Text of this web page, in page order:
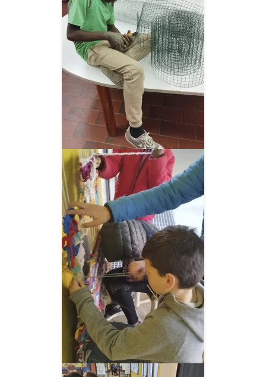
__AMPLIAR__
__AMPLIAR__